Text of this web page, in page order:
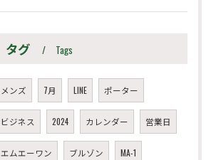
タグ Tags
メンズ 7月 LINE ポーター
ビジネス 2024 カレンダー 営業日
エムエーワン ブルゾン MA-1